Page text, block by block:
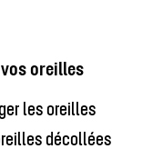
oreilles
les oreilles
décollées